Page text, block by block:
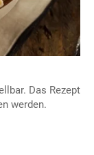
Das Rezept
werden.